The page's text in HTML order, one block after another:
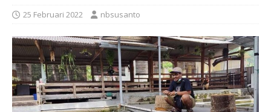
25 Februari 2022 nbsusanto